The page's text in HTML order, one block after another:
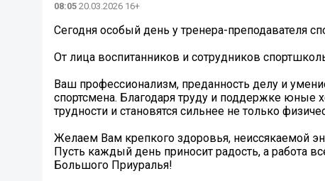
08:05 20.03.2026 16+
Сегодня особый день у тренера-преподавателя
От лица воспитанников и сотрудников
Ваш профессионализм, преданность делу и
спортсмена. Благодаря труду и поддержке юные
трудности и становятся сильнее не только
Желаем Вам крепкого здоровья, неиссякаемой
Пусть каждый день приносит радость, а работа
Большого Приуралья!